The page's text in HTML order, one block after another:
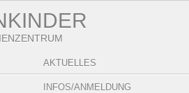
AKTUELLES
INFOS/ANMELDUNG